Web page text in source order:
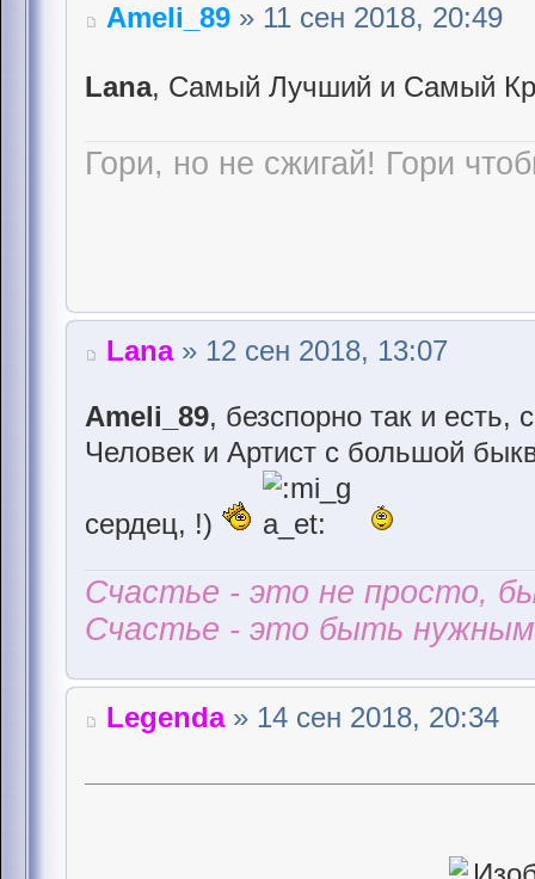
Ameli_89 » 11 сен 2018, 20:49
Lana, Самый Лучший и Самый
Гори, но не сжигай! Гори
Lana» 12 сен 2018, 13:07
Ameli_89, безспорно так и
Человек и Артист с большой
сердец, !)
Счастье - это не просто,
Счастье - это быть
Legenda» 14 сен 2018, 20:34